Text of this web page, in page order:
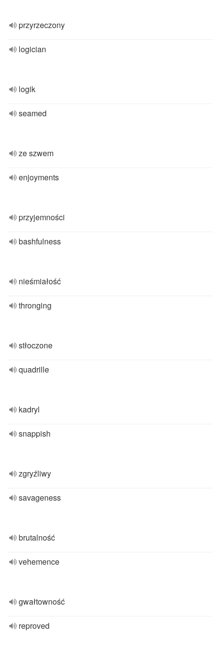
przyrzeczony
logician
logik
seamed
ze szwem
enjoyments
przyjemności
bashfulness
nieśmiałość
thronging
stłoczone
quadrille
kadryl
snappish
zgryźliwy
savageness
brutalność
vehemence
gwałtowność
reproved